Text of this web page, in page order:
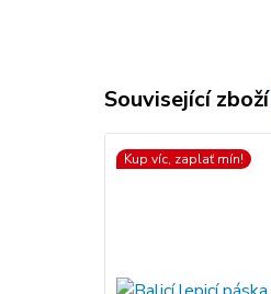
Související zboží
Kup víc, zaplať mín!